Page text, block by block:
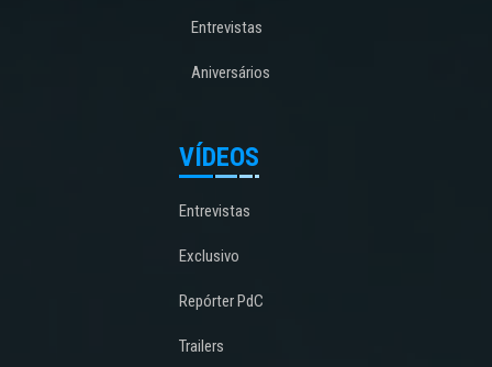
Entrevistas
Aniversários
VÍDEOS
Entrevistas
Exclusivo
Repórter PdC
Trailers